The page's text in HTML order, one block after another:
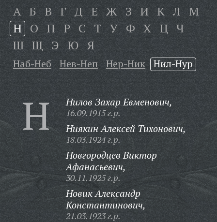
А Б В Г Д Е Ж З И К Л М
Н О П Р С Т У Ф Х Ц Ч
Ш Щ Э Ю Я
Наб-Неб Нев-Неп Нер-Ник Нил-Нур
Н Нилов Захар Евменович,
16.09.1915 г.р.
Ниякин Алексей Тихонович,
18.03.1924 г.р.
Новгородцев Виктор
Афанасьевич,
30.11.1925 г.р.
Новик Александр
Константинович,
21.03.1923 г.р.